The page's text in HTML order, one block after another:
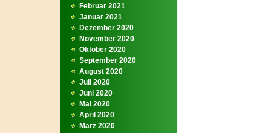
Februar 2021
Januar 2021
Dezember 2020
November 2020
Oktober 2020
September 2020
August 2020
Juli 2020
Juni 2020
Mai 2020
April 2020
März 2020